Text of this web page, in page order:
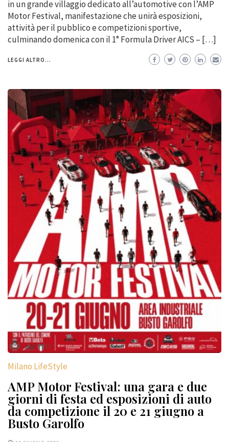
in un grande villaggio dedicato all’automotive con l’AMP
Motor Festival, manifestazione che unirà esposizioni,
attività per il pubblico e competizioni sportive,
culminando domenica con il 1° Formula Driver AICS – […]
LEGGI ALTRO...
Milano LifeStyle
AMP Motor Festival: una gara e due
giorni di festa ed esposizioni di auto
da competizione il 20 e 21 giugno a
Busto Garolfo